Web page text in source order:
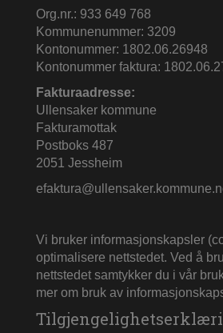
Org.nr.: 933 649 768
Kommunenummer: 3209
Kontonummer: 1802.06.26948
Kontonummer faktura:
Fakturaadresse:
Ullensaker kommune
Fakturamottak
Postboks 487
2051 Jessheim
Vi bruker informasjonskapsler
optimalisere nettstedet. Ved å
nettstedet samtykker du i vår
mer om bruk av